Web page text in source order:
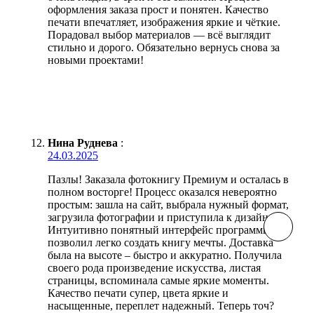
оформления заказа прост и понятен. Качество
печати впечатляет, изображения яркие и чёткие.
Порадовал выбор материалов — всё выглядит
стильно и дорого. Обязательно вернусь снова за
новыми проектами!
Нина Руднева :
24.03.2025
Пазлы! Заказала фотокнигу Премиум и осталась в
полном восторге! Процесс оказался невероятно
простым: зашла на сайт, выбрала нужный формат,
загрузила фотографии и приступила к дизайну.
Интуитивно понятный интерфейс программы
позволил легко создать книгу мечты. Доставка
была на высоте – быстро и аккуратно. Получила
своего рода произведение искусства, листая
страницы, вспоминала самые яркие моменты.
Качество печати супер, цвета яркие и
насыщенные, переплет надежный. Теперь точ?